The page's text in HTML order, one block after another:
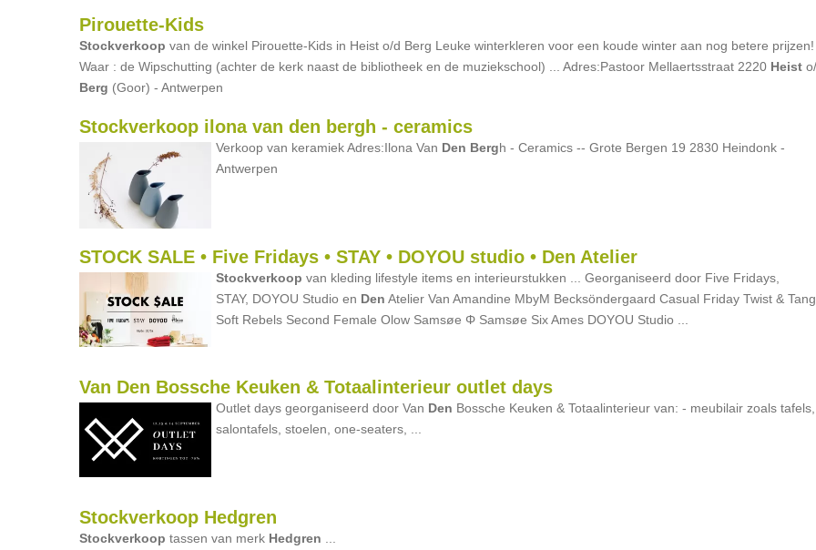
Pirouette-Kids
Stockverkoop van de winkel Pirouette-Kids in Heist o/d Berg Leuke winterkleren voor een koude winter aan nog betere prijzen!
Waar : de Wipschutting (achter de kerk naast de bibliotheek en de muziekschool) ... Adres:Pastoor Mellaertsstraat 2220 Heist
Berg (Goor) - Antwerpen
Stockverkoop ilona van den bergh - ceramics
Verkoop van keramiek Adres:Ilona Van Den Bergh - Ceramics -- Grote Bergen 19 2830 Heindonk -
Antwerpen
STOCK SALE • Five Fridays • STAY • DOYOU studio • Den Atelier
Stockverkoop van kleding lifestyle items en interieurstukken ... Georganiseerd door Five Fridays,
STAY, DOYOU Studio en Den Atelier Van Amandine MbyM Becksöndergaard Casual Friday Twist &
Soft Rebels Second Female Olow Samsøe Φ Samsøe Six Ames DOYOU Studio ...
Van Den Bossche Keuken & Totaalinterieur outlet days
Outlet days georganiseerd door Van Den Bossche Keuken & Totaalinterieur van: - meubilair zoals tafels,
salontafels, stoelen, one-seaters, ...
Stockverkoop Hedgren
Stockverkoop tassen van merk Hedgren